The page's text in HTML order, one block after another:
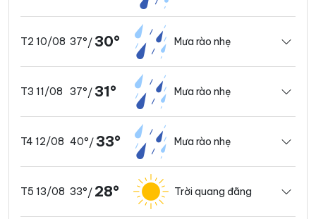
T2 10/08 37°/ 30° Mưa rào nhẹ
T3 11/08 37°/ 31° Mưa rào nhẹ
T4 12/08 40°/ 33° Mưa rào nhẹ
T5 13/08 33°/ 28° Trời quang đãng